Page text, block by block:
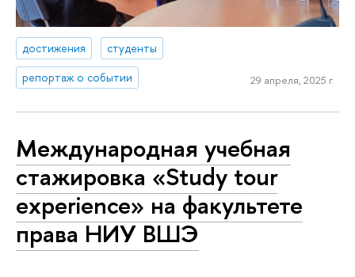
достижения
студенты
репортаж о событии
29 апреля, 2025 г.
Международная учебная
стажировка «Study tour
experience» на факультете
права НИУ ВШЭ